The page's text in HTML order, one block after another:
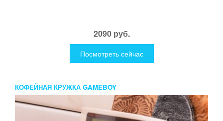
2090 руб.
Посмотреть сейчас
КОФЕЙНАЯ КРУЖКА GAMEBOY